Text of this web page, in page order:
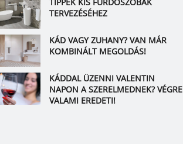
TERVEZÉSÉHEZ
KÁD VAGY ZUHANY? VAN MÁR
KOMBINÁLT MEGOLDÁS!
KÁDDAL ÜZENNI VALENTIN
NAPON A SZERELMEDNEK? VÉGRE
VALAMI EREDETI!